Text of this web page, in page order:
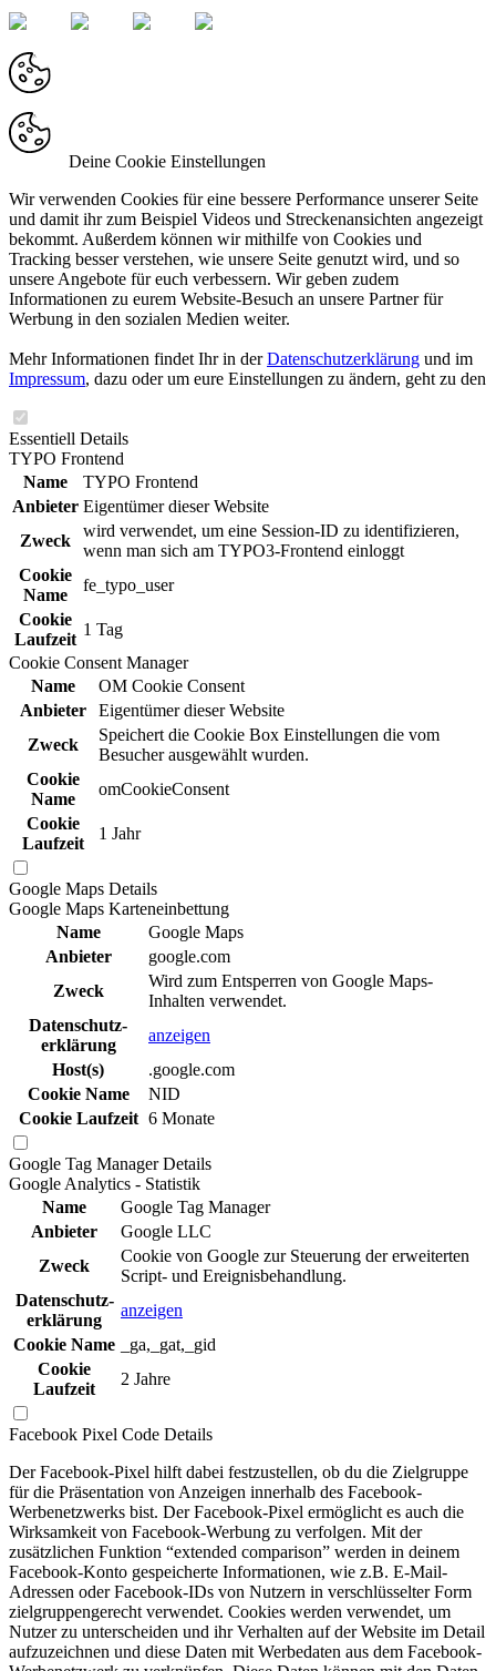
Deine Cookie Einstellungen
Wir verwenden Cookies für eine bessere Performance unserer Seite
und damit ihr zum Beispiel Videos und Streckenansichten angezeigt
bekommt. Außerdem können wir mithilfe von Cookies und
Tracking besser verstehen, wie unsere Seite genutzt wird, und so
unsere Angebote für euch verbessern. Wir geben zudem
Informationen zu eurem Website-Besuch an unsere Partner für
Werbung in den sozialen Medien weiter.
Mehr Informationen findet Ihr in derDatenschutzerklärung und im
Impressum, dazu oder um eure Einstellungen zu ändern, geht zu den
Essentiell Details
TYPO Frontend
Name
TYPO Frontend
Anbieter Eigentümer dieser Website
Zweck
wird verwendet, um eine Session-ID zu identifizieren,
wenn man sich am TYPO3-Frontend einloggt
Cookie
Name
fe_typo_user
Cookie
Laufzeit
1 Tag
Cookie Consent Manager
Name
OM Cookie Consent
Anbieter
Eigentümer dieser Website
Zweck
Speichert die Cookie Box Einstellungen die vom
Besucher ausgewählt wurden.
Cookie
Name
omCookieConsent
Cookie
Laufzeit
1 Jahr
Google Maps Details
Google Maps Karteneinbettung
Name
Google Maps
Anbieter
google.com
Zweck
Wird zum Entsperren von Google Maps-
Inhalten verwendet.
Daten­schutz­
erklä­rung
anzeigen
Host(s)
.google.com
Cookie Name
NID
Cookie Laufzeit 6 Monate
Google Tag Manager Details
Google Analytics - Statistik
Name
Google Tag Manager
Anbieter
Google LLC
Zweck
Cookie von Google zur Steuerung der erweiterten
Script- und Ereignisbehandlung.
Daten­schutz­
erklä­rung
anzeigen
Cookie Name
_ga,_gat,_gid
Cookie
Laufzeit
2 Jahre
Facebook Pixel Code Details
Der Facebook-Pixel hilft dabei festzustellen, ob du die Zielgruppe
für die Präsentation von Anzeigen innerhalb des Facebook-
Werbenetzwerks bist. Der Facebook-Pixel ermöglicht es auch die
Wirksamkeit von Facebook-Werbung zu verfolgen. Mit der
zusätzlichen Funktion “extended comparison” werden in deinem
Facebook-Konto gespeicherte Informationen, wie z.B. E-Mail-
Adressen oder Facebook-IDs von Nutzern in verschlüsselter Form
zielgruppengerecht verwendet. Cookies werden verwendet, um
Nutzer zu unterscheiden und ihr Verhalten auf der Website im Detail
aufzuzeichnen und diese Daten mit Werbedaten aus dem Facebook-